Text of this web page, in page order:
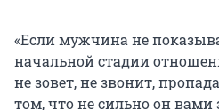
«Если мужчина не
начальной стадии
не зовет, не звонит,
том, что не сильно он вами